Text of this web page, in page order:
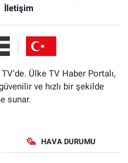
İletişim
Ülke TV Haber Portalı,
ve hızlı bir şekilde
sunar.
HAVA DURUMU